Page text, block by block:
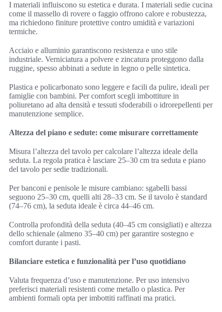
I materiali influiscono su estetica e durata. I materiali sedie cucina
come il massello di rovere o faggio offrono calore e robustezza,
ma richiedono finiture protettive contro umidità e variazioni
termiche.
Acciaio e alluminio garantiscono resistenza e uno stile
industriale. Verniciatura a polvere e zincatura proteggono dalla
ruggine, spesso abbinati a sedute in legno o pelle sintetica.
Plastica e policarbonato sono leggere e facili da pulire, ideali per
famiglie con bambini. Per comfort scegli imbottiture in
poliuretano ad alta densità e tessuti sfoderabili o idrorepellenti per
manutenzione semplice.
Altezza del piano e sedute: come misurare correttamente
Misura l’altezza del tavolo per calcolare l’altezza ideale della
seduta. La regola pratica è lasciare 25–30 cm tra seduta e piano
del tavolo per sedie tradizionali.
Per banconi e penisole le misure cambiano: sgabelli bassi
seguono 25–30 cm, quelli alti 28–33 cm. Se il tavolo è standard
(74–76 cm), la seduta ideale è circa 44–46 cm.
Controlla profondità della seduta (40–45 cm consigliati) e altezza
dello schienale (almeno 35–40 cm) per garantire sostegno e
comfort durante i pasti.
Bilanciare estetica e funzionalità per l’uso quotidiano
Valuta frequenza d’uso e manutenzione. Per uso intensivo
preferisci materiali resistenti come metallo o plastica. Per
ambienti formali opta per imbottiti raffinati ma pratici.